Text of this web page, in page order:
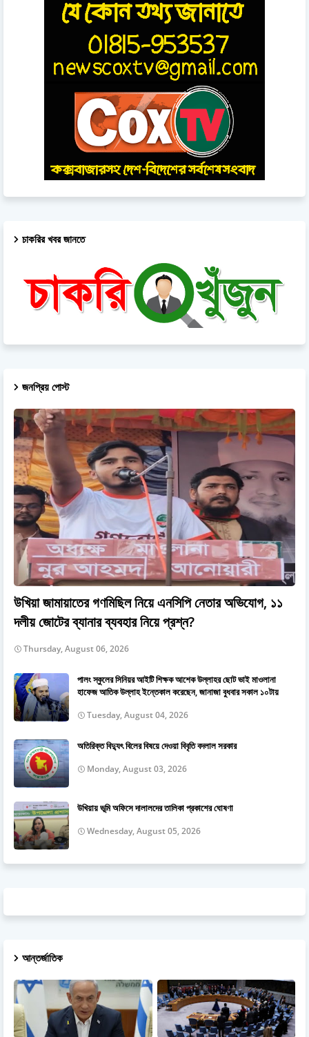
চাকরির খবর জানতে
জনপ্রিয় পোস্ট
উখিয়া জামায়াতের গণমিছিল নিয়ে এনসিপি নেতার অভিযোগ, ১১
দলীয় জোটের ব্যানার ব্যবহার নিয়ে প্রশ্ন?
Thursday, August 06, 2026
পালং স্কুলের সিনিয়র আইটি শিক্ষক আশেক উল্লাহর ছোট ভাই মাওলানা
হাফেজ আতিক উল্লাহ ইন্তেকাল করেছেন, জানাজা বুধবার সকাল ১০টায়
Tuesday, August 04, 2026
অতিরিক্ত বিদ্যুৎ বিলের বিষয়ে দেওয়া বিবৃতি বদলাল সরকার
Monday, August 03, 2026
উখিয়ায় ভূমি অফিসে দালালদের তালিকা প্রকাশের ঘোষণা
Wednesday, August 05, 2026
আন্তর্জাতিক